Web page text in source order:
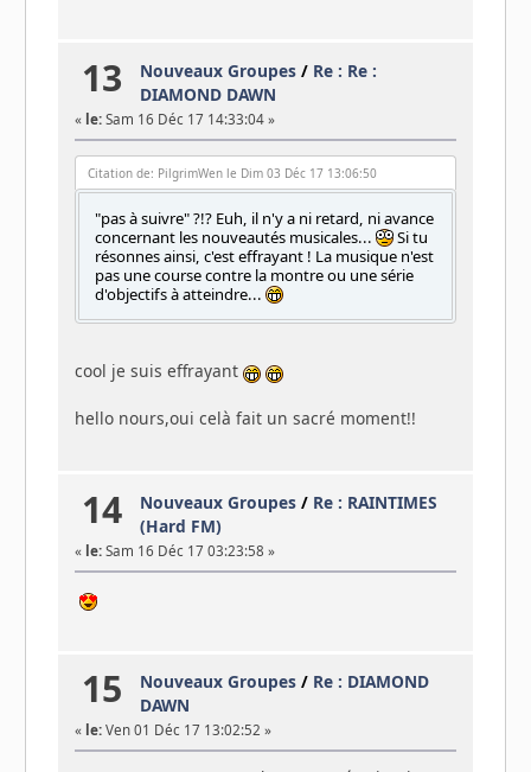
13 Nouveaux Groupes / Re : Re :
DIAMOND DAWN
« le:Sam 16 Déc 17 14:33:04 »
Citation de: PilgrimWen le Dim 03 Déc 17 13:06:50
"pas à suivre" ?!? Euh, il n'y a ni retard, ni avance
concernant les nouveautés musicales...
Si tu
résonnes ainsi, c'est effrayant ! La musique n'est
pas une course contre la montre ou une série
d'objectifs à atteindre...
cool je suis effrayant
hello nours,oui celà fait un sacré moment!!
14 Nouveaux Groupes / Re : RAINTIMES
(Hard FM)
« le:Sam 16 Déc 17 03:23:58 »
15 Nouveaux Groupes / Re : DIAMOND
DAWN
« le:Ven 01 Déc 17 13:02:52 »